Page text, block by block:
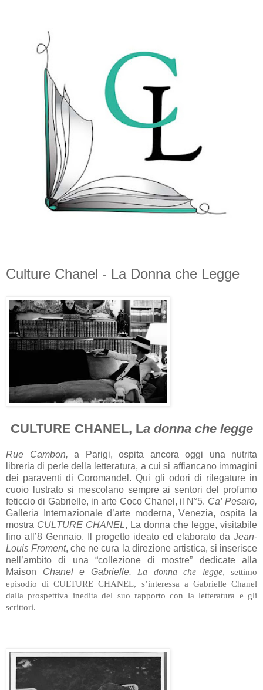
Culture Chanel - La Donna che Legge
CULTURE CHANEL, La donna che legge
Rue Cambon, a Parigi, ospita ancora oggi una nutrita
libreria di perle della letteratura, a cui si affiancano immagini
dei paraventi di Coromandel. Qui gli odori di rilegature in
cuoio lustrato si mescolano sempre ai sentori del profumo
feticcio di Gabrielle, in arte Coco Chanel, il N°5. Ca’ Pesaro,
Galleria Internazionale d’arte moderna, Venezia, ospita la
mostra CULTURE CHANEL, La donna che legge, visitabile
fino all’8 Gennaio.
Il progetto ideato ed elaborato da Jean-
Louis Froment, che ne cura la direzione artistica, si inserisce
nell’ambito di una “collezione di mostre” dedicate alla
Maison Chanel e Gabrielle. La donna che legge, settimo
episodio di CULTURE CHANEL, s’interessa a Gabrielle Chanel
dalla prospettiva inedita del suo rapporto con la letteratura e gli
scrittori.